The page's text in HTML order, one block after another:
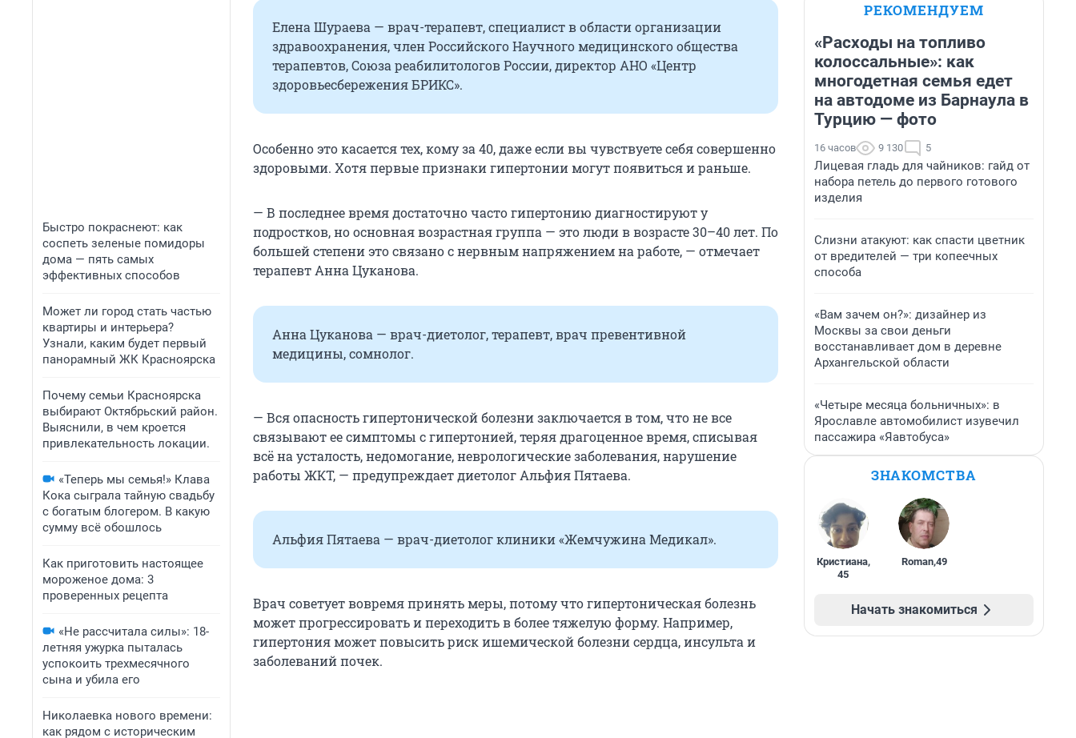
Быстро покраснеют: как
соспеть зеленые помидоры
дома — пять самых
эффективных способов
Может ли город стать частью
квартиры и интерьера?
Узнали, каким будет первый
панорамный ЖК Красноярска
Почему семьи Красноярска
выбирают Октябрьский район.
Выяснили, в чем кроется
привлекательность локации.
«Теперь мы семья!» Клава
Кока сыграла тайную свадьбу
с богатым блогером. В какую
сумму всё обошлось
Как приготовить настоящее
мороженое дома: 3
проверенных рецепта
«Не рассчитала силы»: 18-
летняя ужурка пыталась
успокоить трехмесячного
сына и убила его
Николаевка нового времени:
как рядом с историческим
Елена Шураева — врач-терапевт, специалист в области организации
здравоохранения, член Российского Научного медицинского общества
терапевтов, Союза реабилитологов России, директор АНО «Центр
здоровьесбережения БРИКС».
Особенно это касается тех, кому за 40, даже если вы чувствуете себя совершенно
здоровыми. Хотя первые признаки гипертонии могут появиться и раньше.
— В последнее время достаточно часто гипертонию диагностируют у
подростков, но основная возрастная группа — это люди в возрасте 30–40 лет. По
большей степени это связано с нервным напряжением на работе, — отмечает
терапевт Анна Цуканова.
Анна Цуканова — врач-диетолог, терапевт, врач превентивной
медицины, сомнолог.
— Вся опасность гипертонической болезни заключается в том, что не все
связывают ее симптомы с гипертонией, теряя драгоценное время, списывая
всё на усталость, недомогание, неврологические заболевания, нарушение
работы ЖКТ, — предупреждает диетолог Альфия Пятаева.
Альфия Пятаева — врач-диетолог клиники «Жемчужина Медикал».
Врач советует вовремя принять меры, потому что гипертоническая болезнь
может прогрессировать и переходить в более тяжелую форму. Например,
гипертония может повысить риск ишемической болезни сердца, инсульта и
заболеваний почек.
РЕКОМЕНДУЕМ
«Расходы на топливо
колоссальные»: как
многодетная семья едет
на автодоме из Барнаула в
Турцию — фото
16 часов 9 130 5
Лицевая гладь для чайников: гайд от
набора петель до первого готового
изделия
Слизни атакуют: как спасти цветник
от вредителей — три копеечных
способа
«Вам зачем он?»: дизайнер из
Москвы за свои деньги
восстанавливает дом в деревне
Архангельской области
«Четыре месяца больничных»: в
Ярославле автомобилист изувечил
пассажира «Яавтобуса»
ЗНАКОМСТВА
Кристиана,
45
Roman,49
Начать знакомиться